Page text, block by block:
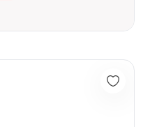
Barras Espalda - 011739